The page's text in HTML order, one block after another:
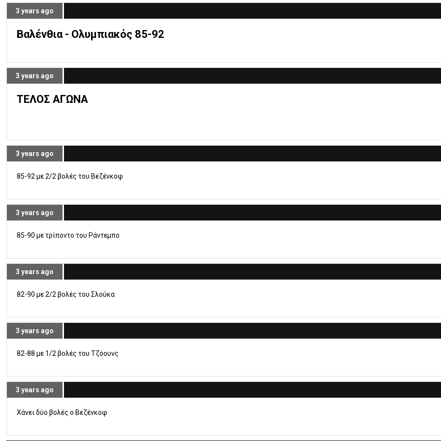
3 years ago
Βαλένθια - Ολυμπιακός 85-92
3 years ago
ΤΕΛΟΣ ΑΓΩΝΑ
3 years ago
85-92 με 2/2 βολές του Βεζένκοφ
3 years ago
85-90 με τρίποντο του Ράντεμπο
3 years ago
82-90 με 2/2 βολές του Σλούκα
3 years ago
82-88 με 1/2 βολές του Τζόουνς
3 years ago
Χάνει δύο βολές ο Βεζένκοφ